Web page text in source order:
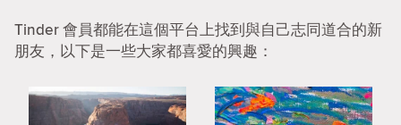
Tinder 會員都能在這個平台上找到與自己志同道合的新
朋友，以下是一些大家都喜愛的興趣：